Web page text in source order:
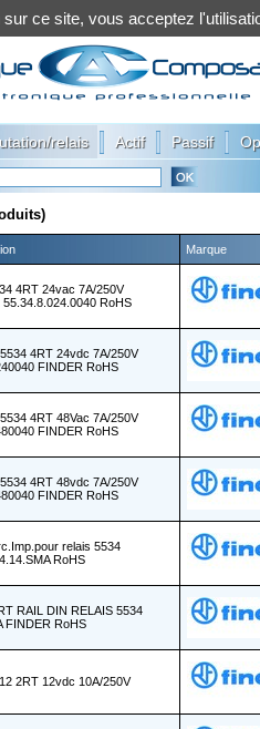
relais Actif Passif
Marque
4RT 24vac 7A/250V
RoHS
4RT 24vdc 7A/250V
FINDER RoHS
4RT 48Vac 7A/250V
FINDER RoHS
4RT 48vdc 7A/250V
FINDER RoHS
relais 5534
RoHS
RAIL DIN RELAIS 5534
FINDER RoHS
2RT 12vdc 10A/250V
sur ce site, vous acceptez